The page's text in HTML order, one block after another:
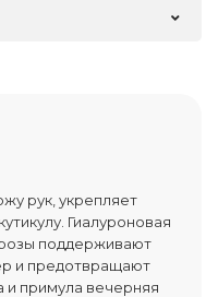
рук, укрепляет
Гиалуроновая
розы поддерживают
и предотвращают
примула вечерняя